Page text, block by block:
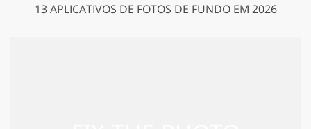
13 APLICATIVOS DE FOTOS DE FUNDO EM 2026